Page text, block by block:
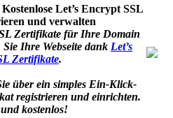
Kostenlose Let’s Encrypt SSL
und verwalten
Zertifikate für Ihre Domain
Ihre Webseite dank Let’s
Zertifikate.
über ein simples Ein-Klick-
registrieren und einrichten.
kostenlos!